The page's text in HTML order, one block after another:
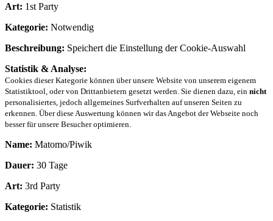
Art: 1st Party
Kategorie: Notwendig
Beschreibung: Speichert die Einstellung der Cookie-Auswahl
Statistik & Analyse:
Cookies dieser Kategorie können über unsere Website von unserem eigenem
Statistiktool, oder von Drittanbietern gesetzt werden. Sie dienen dazu, ein nicht
personalisiertes, jedoch allgemeines Surfverhalten auf unseren Seiten zu
erkennen. Über diese Auswertung können wir das Angebot der Webseite noch
besser für unsere Besucher optimieren.
Name: Matomo/Piwik
Dauer: 30 Tage
Art: 3rd Party
Kategorie: Statistik